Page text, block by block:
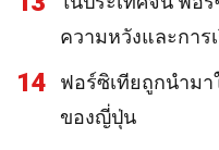
ความหวังและการ
14
ฟอร์ซิเทียถูกนำม
ของญี่ปุ่น